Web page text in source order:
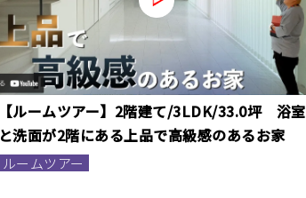
【ルームツアー】2階建て/3LDK/33.0坪 浴室
と洗面が2階にある上品で高級感のあるお家
ルームツアー